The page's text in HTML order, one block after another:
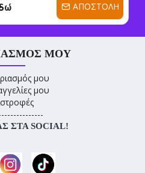
ΑΠΟΣΤΟΛΉ
ΜΟΥ
μου
μου
ΣΤΑ SOCIAL!